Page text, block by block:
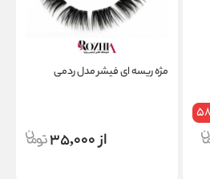
58
مژه ریسه ای فیشر مدل ردمی
از 35,000